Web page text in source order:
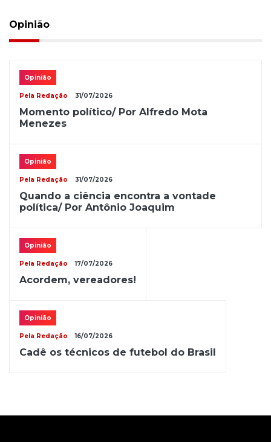
Opinião
Opinião
Pela Redação 31/07/2026
Momento político/ Por Alfredo Mota
Menezes
Opinião
Pela Redação 31/07/2026
Quando a ciência encontra a vontade
política/ Por Antônio Joaquim
Opinião
Pela Redação 17/07/2026
Acordem, vereadores!
Opinião
Pela Redação 16/07/2026
Cadê os técnicos de futebol do Brasil